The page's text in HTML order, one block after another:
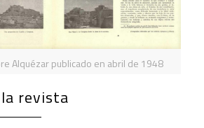
Alquézar publicado en abril de 1948
revista